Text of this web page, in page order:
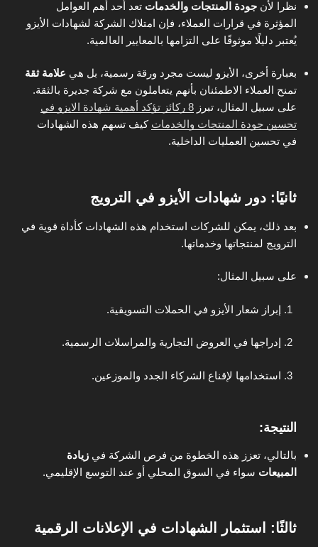
نظرا لأن جودة المنتجات والخدمات تعد أحد أهم العوامل
المؤثرة في قرارات العملاء، فإن امتلاك الشركة لشهادات الأيزو
يُعتبر دليلًا موثوقًا على التزامها بالمعايير العالمية.
بعبارة أخرى، الأيزو ليست مجرد ورقة رسمية، بل هي علامة ثقة
تمنح العملاء الاطمئنان بأنهم يتعاملون مع شركة جديرة بالثقة.
على سبيل المثال، تبرز
8 ركائز تؤكد أهمية شهادة الايزو في
تحسين جودة المنتجات والخدمات كيف تسهم هذه الشهادات
في تحسين العمليات الداخلية.
ثانيًا: دور شهادات الأيزو في الترويج
بعد ذلك، يمكن للشركات استخدام هذه الشهادات كأداة قوية في
الترويج لمنتجاتها وخدماتها.
على سبيل المثال:
إبراز شعار الأيزو في الحملات التسويقية.
إدراجها في العروض التجارية والمراسلات الرسمية.
استخدامها لإقناع الشركاء الجدد والموزعين.
النتيجة:
بالتالي، تعزز هذه الخطوة من فرص الشركة في زيادة
المبيعات سواء في السوق المحلي أو عند التوسع الإقليمي.
ثالثًا: استثمار الشهادات في الإعلانات الرقمية